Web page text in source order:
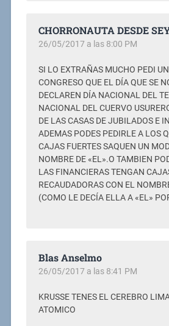
CHORRONAUTA DESDE
26/05/2017 a las 8:00 PM
SI LO EXTRAÑAS MUCHO PEDI
CONGRESO QUE EL DÍA QUE SE
DECLAREN DÍA NACIONAL DEL
NACIONAL DEL CUERVO
DE LAS CASAS DE JUBILADOS E
ADEMAS PODES PEDIRLE A LOS
CAJAS FUERTES SAQUEN UN
NOMBRE DE «EL».O TAMBIEN
LAS FINANCIERAS TENGAN
RECAUDADORAS CON EL
(COMO LE DECÍA ELLA A «EL»
Blas Anselmo
26/05/2017 a las 8:41 PM
KRUSSE TENES EL CEREBRO
ATOMICO